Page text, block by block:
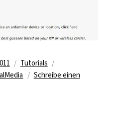
Kategorien
Tutorials
Schreibe einen